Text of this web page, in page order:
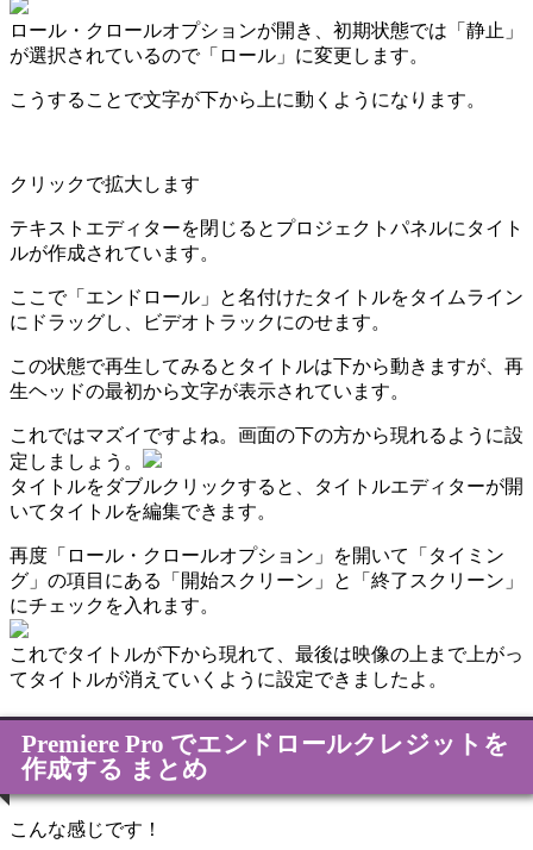
ロール・クロールオプションが開き、初期状態では「静止」
が選択されているので「ロール」に変更します。
こうすることで文字が下から上に動くようになります。
クリックで拡大します
テキストエディターを閉じるとプロジェクトパネルにタイト
ルが作成されています。
ここで「エンドロール」と名付けたタイトルをタイムライン
にドラッグし、ビデオトラックにのせます。
この状態で再生してみるとタイトルは下から動きますが、再
生ヘッドの最初から文字が表示されています。
これではマズイですよね。画面の下の方から現れるように設
定しましょう。
タイトルをダブルクリックすると、タイトルエディターが開
いてタイトルを編集できます。
再度「ロール・クロールオプション」を開いて「タイミン
グ」の項目にある「開始スクリーン」と「終了スクリーン」
にチェックを入れます。
これでタイトルが下から現れて、最後は映像の上まで上がっ
てタイトルが消えていくように設定できましたよ。
Premiere Pro でエンドロールクレジットを
作成する まとめ
こんな感じです！